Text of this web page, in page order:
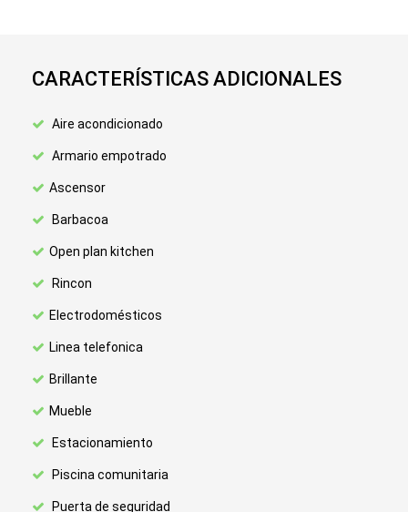
CARACTERÍSTICAS ADICIONALES
Aire acondicionado
Armario empotrado
Ascensor
Barbacoa
Open plan kitchen
Rincon
Electrodomésticos
Linea telefonica
Brillante
Mueble
Estacionamiento
Piscina comunitaria
Puerta de seguridad